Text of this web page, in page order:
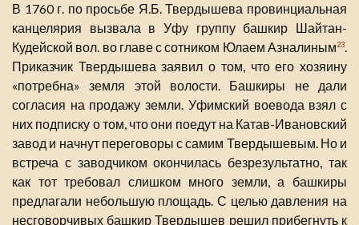
В 1760 г. по просьбе Я.Б. Твердышева провинциальная
канцелярия вызвала в Уфу группу башкир Шайтан-
Кудейской вол. во главе с сотником Юлаем Азналиным23.
Приказчик Твердышева заявил о том, что его хозяину
«потребна» земля этой волости. Башкиры не дали
согласия на продажу земли. Уфимский воевода взял с
них подписку о том, что они поедут на Катав-Ивановский
завод и начнут переговоры с самим Твердышевым. Но и
встреча с заводчиком окончилась безрезультатно, так
как тот требовал слишком много земли, а башкиры
предлагали небольшую площадь. С целью давления на
несговорчивых башкир Твердышев решил прибегнуть к